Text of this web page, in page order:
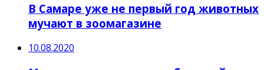
В Самаре уже не первый год животных
мучают в зоомагазине
10.08.2020